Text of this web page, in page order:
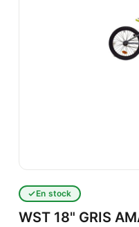
En stock
WST 18" GRIS